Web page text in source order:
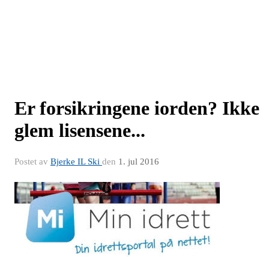
Er forsikringene iorden? Ikke
glem lisensene...
Postet av Bjerke IL Ski den 1. jul 2016